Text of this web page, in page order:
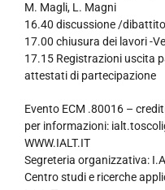
M. Magli, L. Magni
16.40 discussione /
17.00 chiusura dei lavori -
17.15 Registrazioni uscita
attestati di partecipazione
Evento ECM .80016 –
per informazioni:
WWW.IALT.IT
Segreteria organizzativa:
Centro studi e ricerche